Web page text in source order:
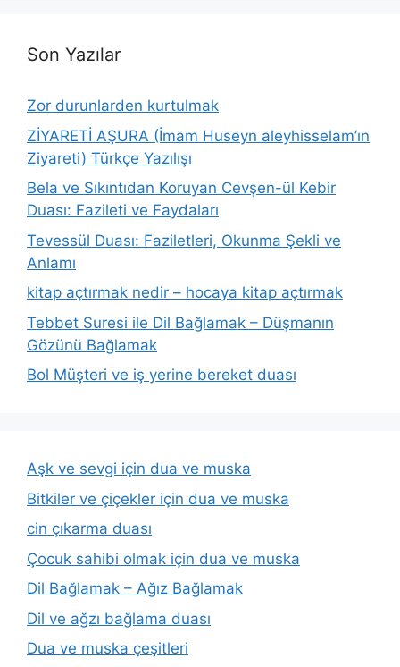
Son Yazılar
Zor durunlarden kurtulmak
ZİYARETİ AŞURA (İmam Huseyn aleyhisselam’ın
Ziyareti) Türkçe Yazılışı
Bela ve Sıkıntıdan Koruyan Cevşen-ül Kebir
Duası: Fazileti ve Faydaları
Tevessül Duası: Faziletleri, Okunma Şekli ve
Anlamı
kitap açtırmak nedir – hocaya kitap açtırmak
Tebbet Suresi ile Dil Bağlamak – Düşmanın
Gözünü Bağlamak
Bol Müşteri ve iş yerine bereket duası
Aşk ve sevgi için dua ve muska
Bitkiler ve çiçekler için dua ve muska
cin çıkarma duası
Çocuk sahibi olmak için dua ve muska
Dil Bağlamak – Ağız Bağlamak
Dil ve ağzı bağlama duası
Dua ve muska çeşitleri